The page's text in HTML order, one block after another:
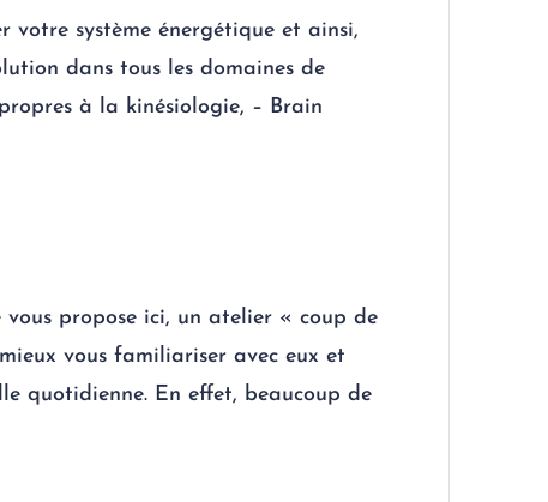
votre système énergétique et ainsi,
dans tous les domaines de
à la kinésiologie, – Brain
propose ici, un atelier « coup de
vous familiariser avec eux et
quotidienne. En effet, beaucoup de